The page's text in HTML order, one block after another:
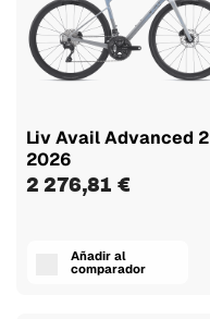
Liv Avail Advanced 2
2026
2 276,81 €
Añadir al
comparador